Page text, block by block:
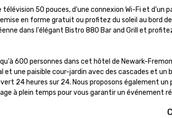
50 pouces, d'une connexion Wi-Fi et d'un
en forme gratuit ou profitez du soleil au bord
dans l'élégant Bistro 880 Bar and Grill et
600 personnes dans cet hôtel de Newark-
et une paisible cour-jardin avec des cascades et un
24 heures sur 24. Nous proposons également un
à plein temps pour vous garantir un événement